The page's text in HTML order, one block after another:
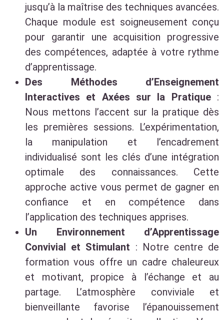
jusqu’à la maîtrise des techniques avancées.
Chaque module est soigneusement conçu
pour garantir une acquisition progressive
des compétences, adaptée à votre rythme
d’apprentissage.
Des Méthodes d’Enseignement
Interactives et Axées sur la Pratique:
Nous mettons l’accent sur la pratique dès
les premières sessions. L’expérimentation,
la manipulation et l’encadrement
individualisé sont les clés d’une intégration
optimale des connaissances. Cette
approche active vous permet de gagner en
confiance et en compétence dans
l’application des techniques apprises.
Un Environnement d’Apprentissage
Convivial et Stimulant : Notre centre de
formation vous offre un cadre chaleureux
et motivant, propice à l’échange et au
partage. L’atmosphère conviviale et
bienveillante favorise l’épanouissement